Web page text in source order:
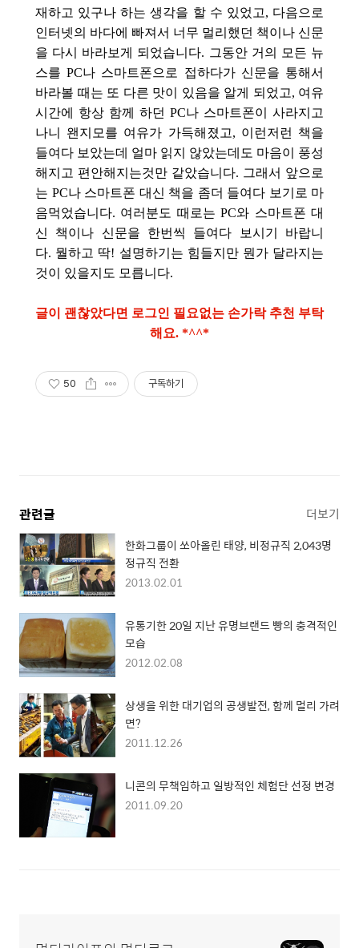
재하고 있구나 하는 생각을 할 수 있었고, 다음으로
인터넷의 바다에 빠져서 너무 멀리했던 책이나 신문
을 다시 바라보게 되었습니다. 그동안 거의 모든 뉴
스를 PC나 스마트폰으로 접하다가 신문을 통해서
바라볼 때는 또 다른 맛이 있음을 알게 되었고, 여유
시간에 항상 함께 하던 PC나 스마트폰이 사라지고
나니 왠지모를 여유가 가득해졌고, 이런저런 책을
들여다 보았는데 얼마 읽지 않았는데도 마음이 풍성
해지고 편안해지는것만 같았습니다. 그래서 앞으로
는 PC나 스마트폰 대신 책을 좀더 들여다 보기로 마
음먹었습니다. 여러분도 때로는 PC와 스마트폰 대
신 책이나 신문을 한번씩 들여다 보시기 바랍니
다. 뭘하고 딱! 설명하기는 힘들지만 뭔가 달라지는
것이 있을지도 모릅니다.
글이 괜찮았다면 로그인 필요없는 손가락 추천 부탁
해요. *^^*
50 구독하기
관련글 더보기
한화그룹이 쏘아올린 태양, 비정규직 2,043명
정규직 전환
2013.02.01
유통기한 20일 지난 유명브랜드 빵의 충격적인
모습
2012.02.08
상생을 위한 대기업의 공생발전, 함께 멀리 가려
면?
2011.12.26
니콘의 무책임하고 일방적인 체험단 선정 변경
2011.09.20